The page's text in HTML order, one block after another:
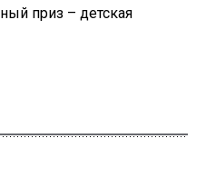
приз – детская